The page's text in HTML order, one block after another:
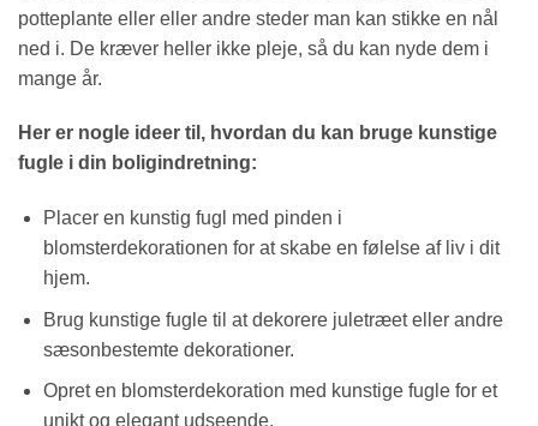
potteplante eller eller andre steder man kan stikke en nål
ned i. De kræver heller ikke pleje, så du kan nyde dem i
mange år.
Her er nogle ideer til, hvordan du kan bruge kunstige
fugle i din boligindretning:
Placer en kunstig fugl med pinden i
blomsterdekorationen for at skabe en følelse af liv i dit
hjem.
Brug kunstige fugle til at dekorere juletræet eller andre
sæsonbestemte dekorationer.
Opret en blomsterdekoration med kunstige fugle for et
unikt og elegant udseende.